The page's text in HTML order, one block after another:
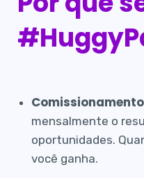
mensalmente o
oportunidades.
você ganha.